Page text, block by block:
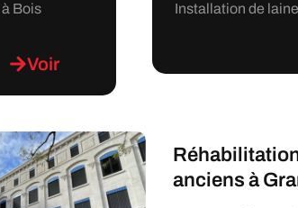
Bois
Voir
Installation de
anciens à